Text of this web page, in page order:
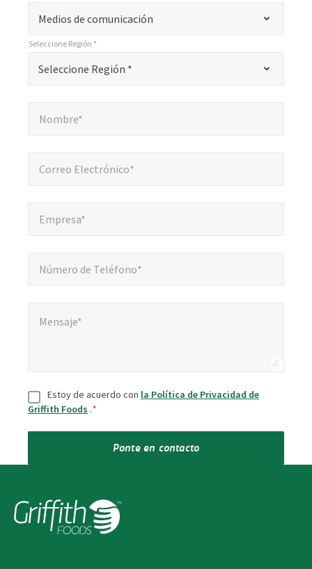
"
indica
Medios de comunicación
Seleccione Región *
Seleccione Región *
Nombre*
Correo Electrónico*
Empresa*
Número de Teléfono*
Mensaje*
Consentir
Estoy de acuerdo con la Política de Privacidad de
Griffith Foods .*
Ponte en contacto